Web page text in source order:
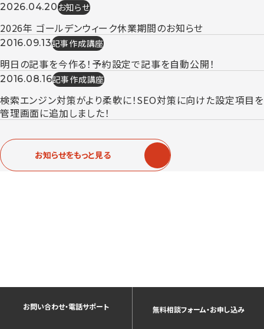
2026.04.20お知らせ
2026年 ゴールデンウィーク休業期間のお知らせ
2016.09.13記事作成講座
明日の記事を今作る！予約設定で記事を自動公開！
2016.08.16記事作成講座
検索エンジン対策がより柔軟に！SEO対策に向けた設定項目を
管理画面に追加しました！
お知らせをもっと見る
お問い合わせ・電話サポート 無料相談フォーム・お申し込み